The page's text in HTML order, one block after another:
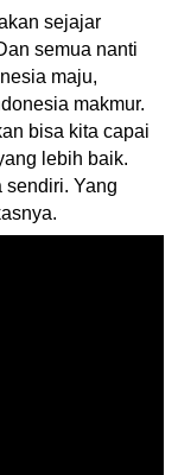
sejajar
semua nanti
maju,
makmur.
bisa kita capai
lebih baik.
sendiri. Yang